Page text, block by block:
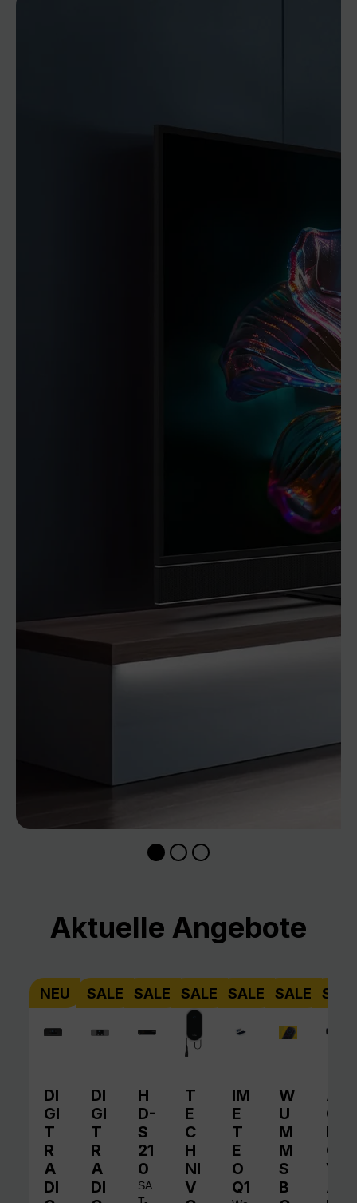
Produktgalerie überspringen
Aktuelle Angebote
NEU
DI
GI
T
R
A
DI
SALE
DI
GI
T
R
A
DI
SALE
H
D-
S
21
0
SA
SALE
T
E
C
H
NI
V
SALE
IM
E
T
E
O
Q1
SALE
W
U
M
M
S
B
A
QI
N
O
V
A